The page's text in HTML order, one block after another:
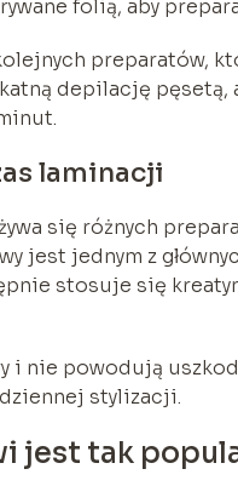
folią, aby
preparatów,
depilację pęsetą,
laminacji
się różnych
jest jednym z
stosuje się
i nie powodują
stylizacji.
jest tak